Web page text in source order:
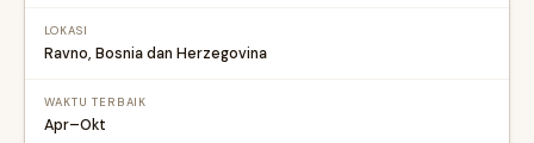
LOKASI
Ravno, Bosnia dan Herzegovina
WAKTU TERBAIK
Apr–Okt